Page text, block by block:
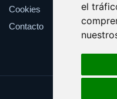
el
Cookies
Contacto
Update